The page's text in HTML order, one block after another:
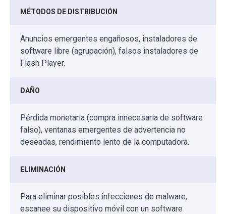
MÉTODOS DE DISTRIBUCIÓN
Anuncios emergentes engañosos, instaladores de
software libre (agrupación), falsos instaladores de
Flash Player.
DAÑO
Pérdida monetaria (compra innecesaria de software
falso), ventanas emergentes de advertencia no
deseadas, rendimiento lento de la computadora.
ELIMINACIÓN
Para eliminar posibles infecciones de malware,
escanee su dispositivo móvil con un software